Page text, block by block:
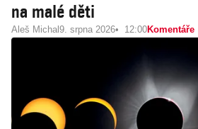
na malé děti
Aleš Michal 9. srpna 2026 12:00Komentáře